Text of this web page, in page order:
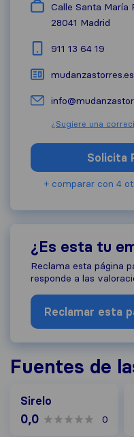
Calle Santa María
28041 Madrid
911 13 64 19
mudanzastorres.es
¿Sugiere una
Solicita
+ comparar con 4
¿Es esta tu
Reclama esta página
responde a las
Reclamar esta
Fuentes de
Sirelo
0,0 0